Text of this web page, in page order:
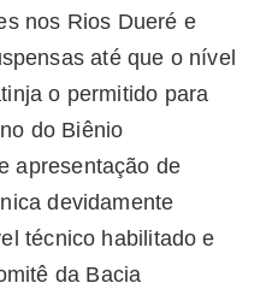
nos Rios Dueré e
até que o nível
o permitido para
do Biênio
apresentação de
devidamente
técnico habilitado e
da Bacia